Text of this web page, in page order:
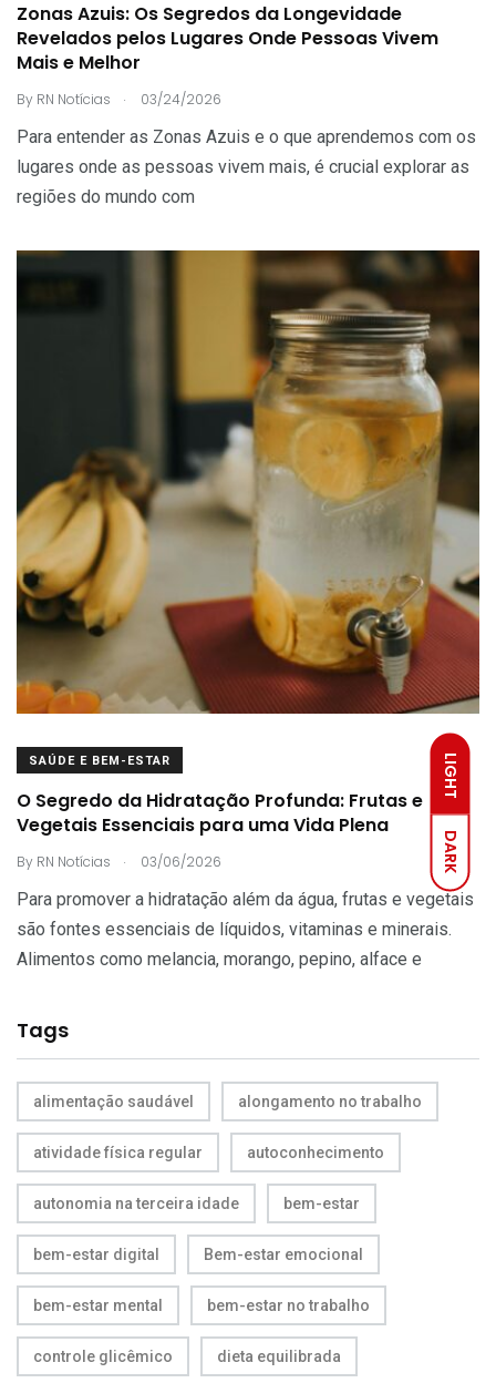
LIGHT
DARK
Zonas Azuis: Os Segredos da Longevidade
Revelados pelos Lugares Onde Pessoas Vivem
Mais e Melhor
By RN Notícias . 03/24/2026
Para entender as Zonas Azuis e o que aprendemos com os
lugares onde as pessoas vivem mais, é crucial explorar as
regiões do mundo com
SAÚDE E BEM-ESTAR
O Segredo da Hidratação Profunda: Frutas e
Vegetais Essenciais para uma Vida Plena
By RN Notícias . 03/06/2026
Para promover a hidratação além da água, frutas e vegetais
são fontes essenciais de líquidos, vitaminas e minerais.
Alimentos como melancia, morango, pepino, alface e
Tags
alimentação saudável alongamento no trabalho
atividade física regular autoconhecimento
autonomia na terceira idade bem-estar
bem-estar digital Bem-estar emocional
bem-estar mental bem-estar no trabalho
controle glicêmico dieta equilibrada